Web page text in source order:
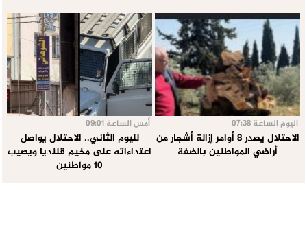
اليوم الساعة 07:38
الاحتلال يصدر 8 أوامر إزالة أشجار من
أراضي المواطنين بالضفة
أمس الساعة 09:01
لليوم الثاني.. الاحتلال يواصل
اعتداءاته على مخيم قلنديا ويصيب
10 مواطنين